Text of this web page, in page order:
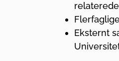
Eksternt